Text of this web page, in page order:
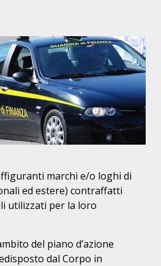
marchi e/o loghi di
ed estere) contraffatti
utilizzati per la loro
del piano d’azione
dal Corpo in